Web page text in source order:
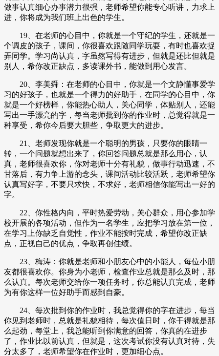
做事认真细心办事潜力很强，老师希望你能专心听讲，力求上
进，你将成为我们班上出色的学生。
19、在老师的心目中，你就是一个守纪的学生，还就是一
个调皮的孩子，课间，你很喜欢跟随同学玩耍，有时也喜欢捉
弄同学。学习尚认真，字虽然写得有进步，但就是还比但就是
别人，希你改正缺点，多读课外书，能做到用心发言。
20、李美舜：在老师的心目中，你就是一个文静懂事爱学
习的好孩子，也就是一个得力的好助手，在同学的心目中，你
就是一个好榜样，你能热心助人，关心同学，体贴别人，还能
写出一手漂亮的字，每当老师批到你的作业时，总觉得就是一
种享受，希你今后要大胆些，争取更大的进步。
21、老师发现你就是一个聪明的男孩，只要你的眼睛一
转，一个问题就想出来了，你回答问题总就是那么用心，认
真，老师很喜欢你，你对老师十分有礼貌，做事行动迅速，不
甘落后，有力争上游的念头，课间活动比较活跃，老师希望你
认真写好字，不要只求快，不求好，老师相信你能写出一好的
字。
22、你性格内向，平时热爱劳动，关心群众，用心参加学
校开展的各项活动，但作为一名学生，应把学习放在第一位，
在学习上你缺乏自觉性，作业不能按时完成，希望你改正缺
点，正视自己的优点，争取再创佳绩。
23、梅涛：你就是老师和小朋友心中的小能人，每位小朋
友都很喜欢你。你身为小老师，检查作业总就是那么及时，那
么认真。每次老师交给你一项任务时，你总能认真完成，老师
为有你这样一位好助手而感到自豪。
24、每次批到你的作业时，我总觉得你的字在进步，每当
你见到老师时，总就是礼貌相待，每次值日时，你干得就是那
么起劲，每堂上，我总能听到你满意的回答，你真的在进步
了，作业比以前认真，但就是，这次考试你没有认真对待，失
分太多了，老师希望你在作业时，更加细心点。